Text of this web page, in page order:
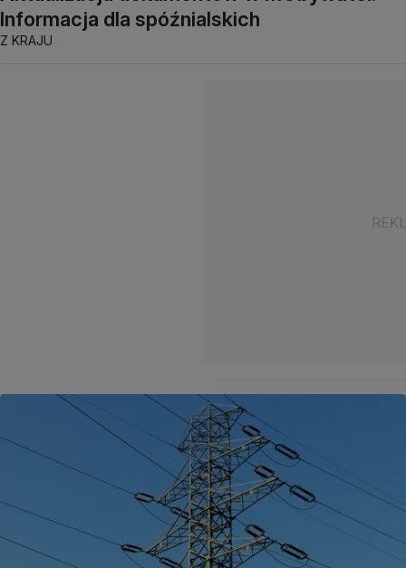
Informacja dla spóźnialskich
Z KRAJU